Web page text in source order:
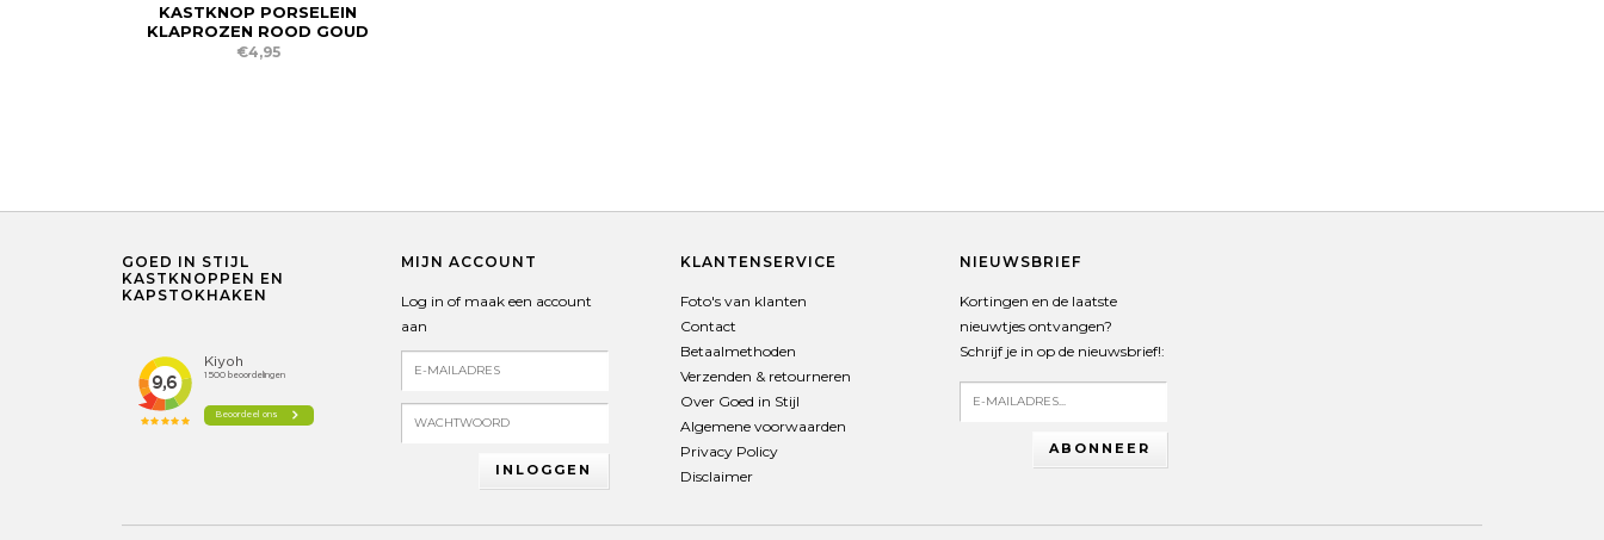
KASTKNOP PORSELEIN
KLAPROZEN ROOD GOUD
€4,95
GOED IN STIJL
KASTKNOPPEN EN
KAPSTOKHAKEN
MIJN ACCOUNT
Log in of maak een account
aan
INLOGGEN
KLANTENSERVICE
Foto's van klanten
Contact
Betaalmethoden
Verzenden & retourneren
Over Goed in Stijl
Algemene voorwaarden
Privacy Policy
Disclaimer
NIEUWSBRIEF
Kortingen en de laatste
nieuwtjes ontvangen?
Schrijf je in op de nieuwsbrief!:
ABONNEER